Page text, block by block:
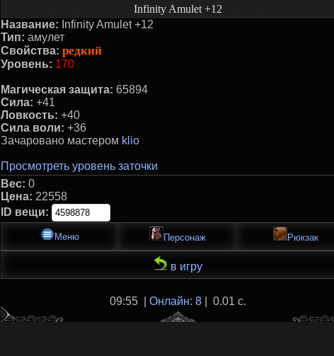
Infinity Amulet +12
Название: Infinity Amulet +12
Тип: амулет
Свойства: редкий
Уровень: 170
Магическая защита: 65894
Сила: +41
Ловкость: +40
Сила воли: +36
Зачаровано маcтером klio
Просмотреть уровень заточки
Вес: 0
Цена: 22558
ID вещи:
Меню Персонаж Рюкзак
в игру
09:55 | Онлайн: 8| 0.01 с.